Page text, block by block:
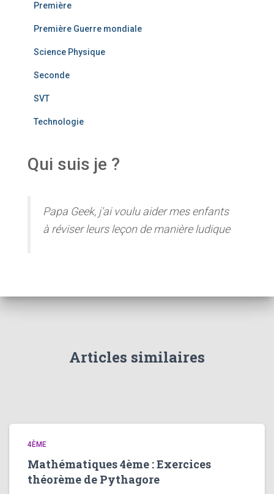
Première
Première Guerre mondiale
Science Physique
Seconde
SVT
Technologie
Qui suis je ?
Papa Geek, j'ai voulu aider mes enfants
à réviser leurs leçon de manière ludique
Articles similaires
4ÈME
Mathématiques 4ème : Exercices
théorème de Pythagore